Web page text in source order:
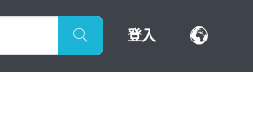
登入